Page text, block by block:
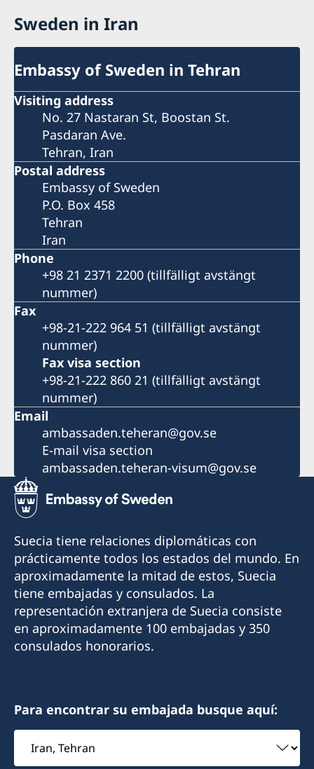
Sweden in Iran
Embassy of Sweden in Tehran
Visiting address
No. 27 Nastaran St, Boostan St.
Pasdaran Ave.
Tehran, Iran
Postal address
Embassy of Sweden
P.O. Box 458
Tehran
Iran
Phone
+98 21 2371 2200 (tillfälligt avstängt
nummer)
Fax
+98-21-222 964 51 (tillfälligt avstängt
nummer)
Fax visa section
+98-21-222 860 21 (tillfälligt avstängt
nummer)
Email
ambassaden.teheran@gov.se
E-mail visa section
ambassaden.teheran-visum@gov.se
Suecia tiene relaciones diplomáticas con
prácticamente todos los estados del mundo. En
aproximadamente la mitad de estos, Suecia
tiene embajadas y consulados. La
representación extranjera de Suecia consiste
en aproximadamente 100 embajadas y 350
consulados honorarios.
Para encontrar su embajada busque aquí:
Elegir
embajada